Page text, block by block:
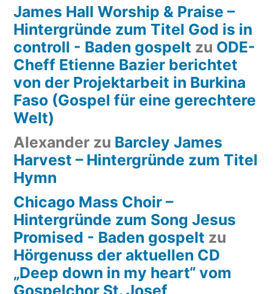
James Hall Worship & Praise –
Hintergründe zum Titel God is in
controll - Baden gospelt zu ODE-
Cheff Etienne Bazier berichtet
von der Projektarbeit in Burkina
Faso (Gospel für eine gerechtere
Welt)
Alexander zu Barcley James
Harvest – Hintergründe zum Titel
Hymn
Chicago Mass Choir –
Hintergründe zum Song Jesus
Promised - Baden gospelt zu
Hörgenuss der aktuellen CD
„Deep down in my heart“ vom
Gospelchor St. Josef,